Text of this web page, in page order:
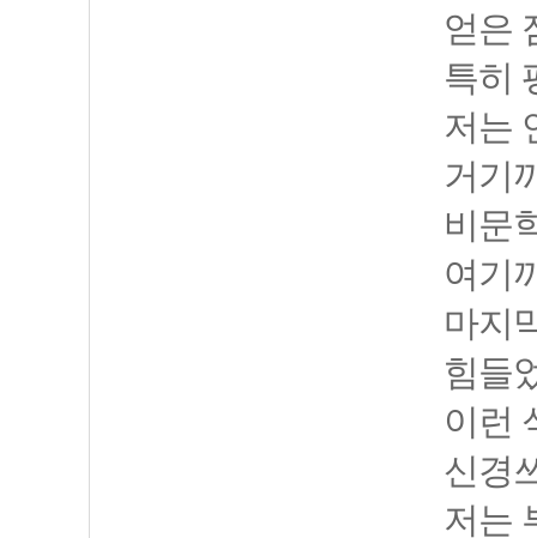
얻은
특히
저는
거기
비문
여기
마지
힘들
이런
신경
저는